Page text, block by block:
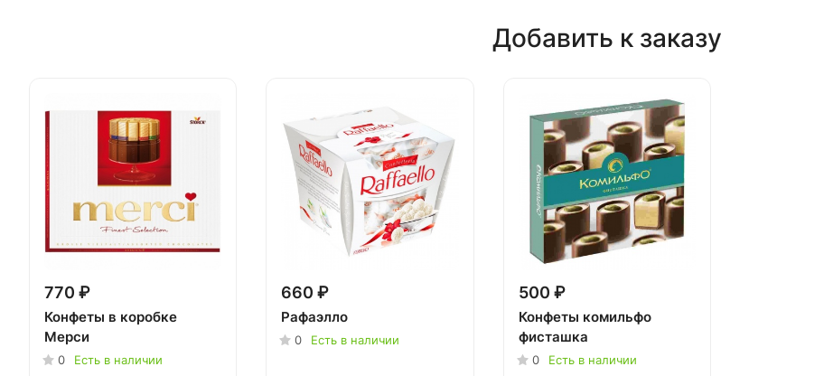
Добавить к заказу
770 ₽
Конфеты в коробке
Мерси
0 Есть в наличии
660 ₽
Рафаэлло
0 Есть в наличии
500 ₽
Конфеты комильфо
фисташка
0 Есть в наличии